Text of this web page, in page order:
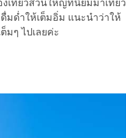
งเที่ยวส่วนใหญ่ที่นิยมมาเที่ยว
มด่ำให้เต็มอิ่ม แนะนำว่าให้
มๆ ไปเลยค่ะ